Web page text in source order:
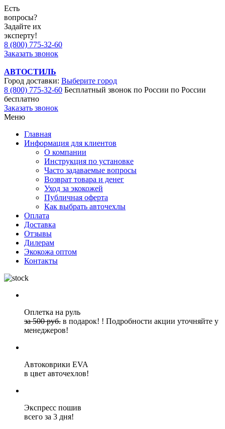
Есть
вопросы?
Задайте их
эксперту!
8 (800) 775-32-60
Заказать звонок
АВТОСТИЛЬ
Город доставки: Выберите город
8 (800) 775-32-60 Бесплатный звонок по России по России
бесплатно
Заказать звонок
Меню
Главная
Информация для клиентов
О компании
Инструкция по установке
Часто задаваемые вопросы
Возврат товара и денег
Уход за экокожей
Публичная оферта
Как выбрать авточехлы
Оплата
Доставка
Отзывы
Дилерам
Экокожа оптом
Контакты
Оплетка на руль
за 500 руб. в подарок! ! Подробности акции уточняйте у
менеджеров!
Автоковрики EVA
в цвет авточехлов!
Экспресс пошив
всего за 3 дня!